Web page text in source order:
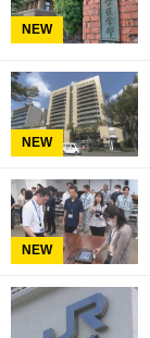
NEW
NEW
NEW